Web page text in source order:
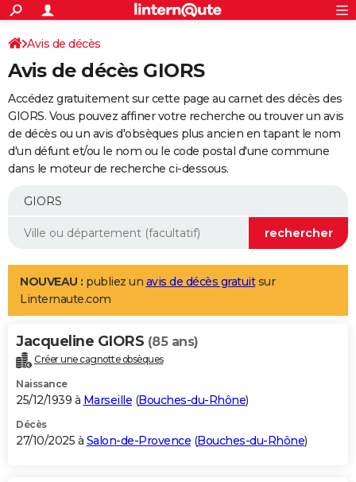
ACTUALITÉS
Politique
Société
Faits Divers
Education
Monde
Villes
+
SPORT
Coupe du monde 2026
Football
Tennis
Cyclisme
Rugby
Forum
Programme TV
TNT
Streaming
Cinéma
Sorties cinéma
Musique
+
FINANCE
Retraite
Impôts
Epargne
Immobilier
Risques naturels par ville
Banque
Assurance
Crédit
AUTO
Essais
Réserver un essai
Citadines
Berlines
SUV
Forum auto
+
Mobiles
Meilleur smartphone
Internet
Ordinateurs
Jeux vidéo
Guide high-tech
Aménagement intérieur
LIFESTYLE
Art de vivre
Bien-être
Loisirs
Mode
Modes de vie
Alimentation
Guide de la santé
Maladies
Médicaments
Sommeil
VOYAGE
Destinations
City break
Voyage nature
Voyage de noces
Forum
Climat
+PHOTO
GUIDES D'ACHAT
BONS PLANS
Avis de décès
Avis de décès GIORS
Accédez gratuitement sur cette page au carnet des décès des
GIORS. Vous pouvez affiner votre recherche ou trouver un avis
de décès ou un avis d'obsèques plus ancien en tapant le nom
d'un défunt et/ou le nom ou le code postal d'une commune
dans le moteur de recherche ci-dessous.
NOUVEAU : publiez un avis de décès gratuitsur
Linternaute.com
Jacqueline GIORS (85 ans)
Créer une cagnotte obsèques
Naissance
25/12/1939 à Marseille (Bouches-du-Rhône)
Décès
27/10/2025 à Salon-de-Provence (Bouches-du-Rhône)